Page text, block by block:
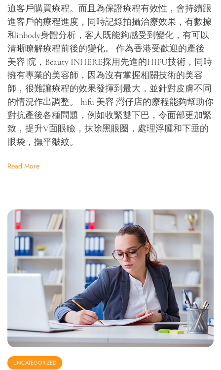
迫客戶購買療程。而且為保證療程有效性，會持續跟
進客戶的療程進度，同時記錄拍攝治療效果，有數據
和inbody身體分析，客人既能夠感受到變化，有可以
清晰瞭解療程前後的變化。 作為香港受歡迎的產後
美容 院，Beauty INHERE採用先進的HIFU技術，同時
擁有專業的美容師，因為沒有掌握相關技術的美容
師，很難讓療程的效果發揮到最大，並針對皮膚不同
的情況作出調整。 hifu 美容 灣仔店的療程能夠幫助你
對抗產後各種問題，例如收緊雙下巴，令面部更加緊
致，提升V面眼瞼，抹除黑眼圈，處理浮腫和下垂的
眼袋，撫平皺紋。
Read More
UNCATEGORIZED